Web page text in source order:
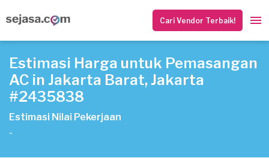
Cari Vendor Terbaik!
Estimasi Harga untuk Pemasangan
AC in Jakarta Barat, Jakarta
#2435838
Estimasi Nilai Pekerjaan
-